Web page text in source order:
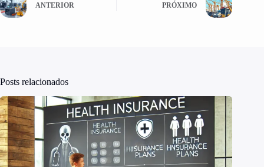
ANTERIOR PRÓXIMO
Posts relacionados